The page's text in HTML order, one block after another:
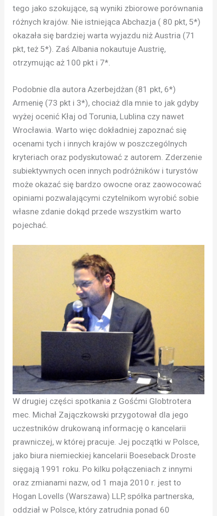
tego jako szokujące, są wyniki zbiorowe porównania
różnych krajów. Nie istniejąca Abchazja ( 80 pkt, 5*)
okazała się bardziej warta wyjazdu niż Austria (71
pkt, też 5*). Zaś Albania nokautuje Austrię,
otrzymując aż 100 pkt i 7*.
Podobnie dla autora Azerbejdżan (81 pkt, 6*)
Armenię (73 pkt i 3*), chociaż dla mnie to jak gdyby
wyżej ocenić Kłaj od Torunia, Lublina czy nawet
Wrocławia. Warto więc dokładniej zapoznać się
ocenami tych i innych krajów w poszczególnych
kryteriach oraz podyskutować z autorem. Zderzenie
subiektywnych ocen innych podróżników i turystów
może okazać się bardzo owocne oraz zaowocować
opiniami pozwalającymi czytelnikom wyrobić sobie
własne zdanie dokąd przede wszystkim warto
pojechać.
W drugiej części spotkania z Gośćmi Globtrotera
mec. Michał Zajączkowski przygotował dla jego
uczestników drukowaną informację o kancelarii
prawniczej, w której pracuje. Jej początki w Polsce,
jako biura niemieckiej kancelarii Boeseback Droste
sięgają 1991 roku. Po kilku połączeniach z innymi
oraz zmianami nazw, od 1 maja 2010 r. jest to
Hogan Lovells (Warszawa) LLP, spółka partnerska,
oddział w Polsce, który zatrudnia ponad 60